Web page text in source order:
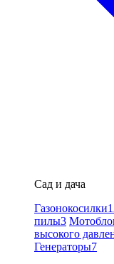
Сад и дача
Газонокосилки
пилы3
высокого
Генераторы7